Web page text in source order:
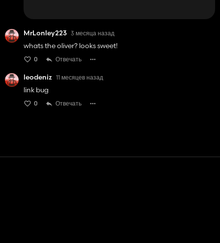
MrLonley223 3 месяца назад
whats the oliver? looks sweet!
0 Отвечать
leodeniz 11 месяцев назад
link bug
0 Отвечать